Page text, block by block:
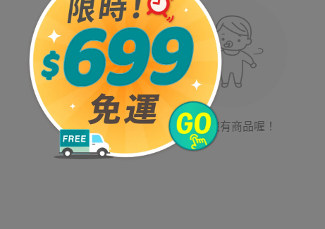
目前沒有商品喔！